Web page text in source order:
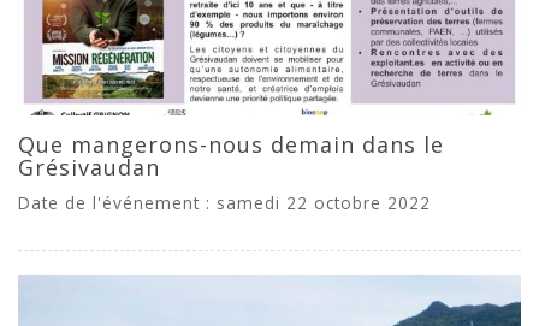
Que mangerons-nous demain dans le
Grésivaudan
Date de l'événement : samedi 22 octobre 2022